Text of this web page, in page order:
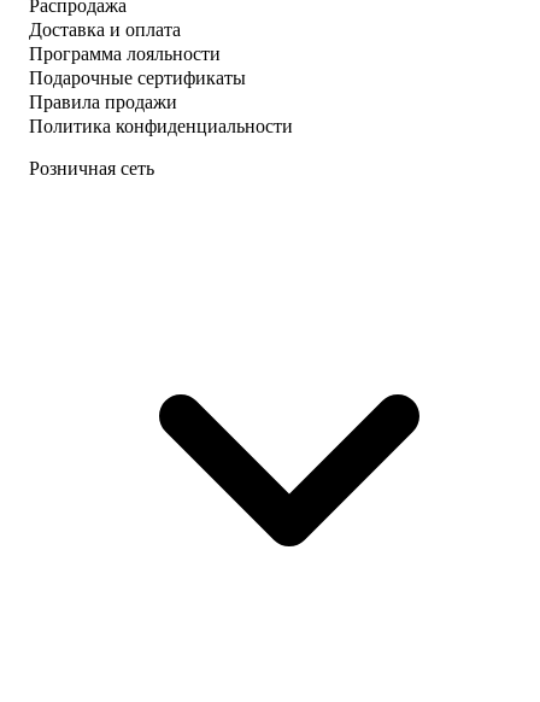
Распродажа
Доставка и оплата
Программа лояльности
Подарочные сертификаты
Правила продажи
Политика конфиденциальности
Розничная сеть